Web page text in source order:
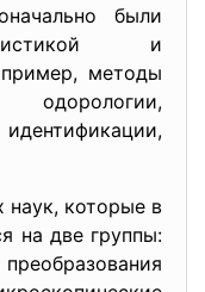
были
и
методы
наук, которые в
на две группы: